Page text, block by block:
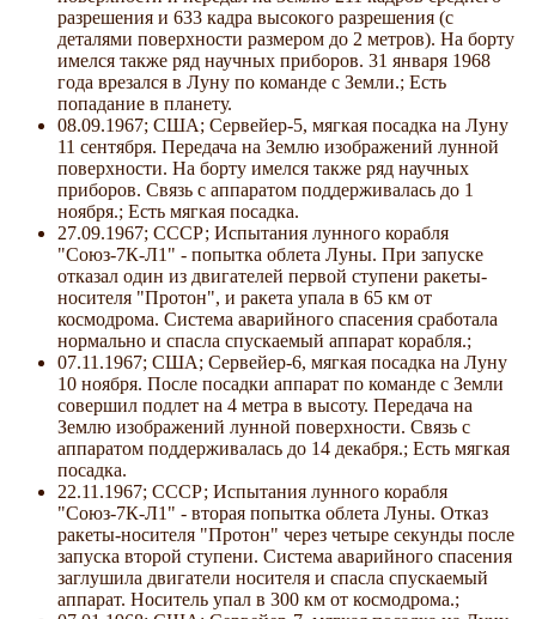
разрешения и 633 кадра высокого разрешения (с
деталями поверхности размером до 2 метров). На борту
имелся также ряд научных приборов. 31 января 1968
года врезался в Луну по команде с Земли.; Есть
попадание в планету.
08.09.1967; США; Сервейер-5, мягкая посадка на Луну
11 сентября. Передача на Землю изображений лунной
поверхности. На борту имелся также ряд научных
приборов. Связь с аппаратом поддерживалась до 1
ноября.; Есть мягкая посадка.
27.09.1967; СССР; Испытания лунного корабля
"Союз-7К-Л1" - попытка облета Луны. При запуске
отказал один из двигателей первой ступени ракеты-
носителя "Протон", и ракета упала в 65 км от
космодрома. Система аварийного спасения сработала
нормально и спасла спускаемый аппарат корабля.;
07.11.1967; США; Сервейер-6, мягкая посадка на Луну
10 ноября. После посадки аппарат по команде с Земли
совершил подлет на 4 метра в высоту. Передача на
Землю изображений лунной поверхности. Связь с
аппаратом поддерживалась до 14 декабря.; Есть мягкая
посадка.
22.11.1967; СССР; Испытания лунного корабля
"Союз-7К-Л1" - вторая попытка облета Луны. Отказ
ракеты-носителя "Протон" через четыре секунды после
запуска второй ступени. Система аварийного спасения
заглушила двигатели носителя и спасла спускаемый
аппарат. Носитель упал в 300 км от космодрома.;